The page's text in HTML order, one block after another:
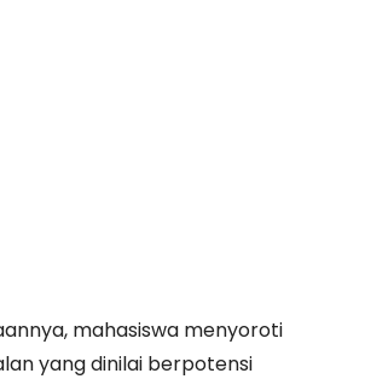
mahasiswa menyoroti
yang dinilai berpotensi